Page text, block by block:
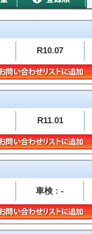
R10.07
R11.01
車検 : -